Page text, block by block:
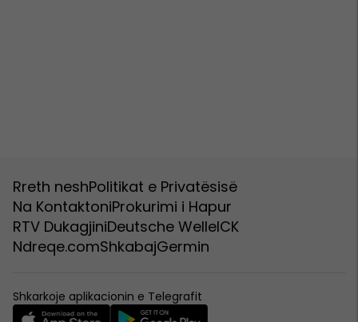
Rreth neshPolitikat e Privatësisë
Na KontaktoniProkurimi i Hapur
RTV DukagjiniDeutsche WelleICK
Ndreqe.comShkabajGermin
Shkarkoje aplikacionin e Telegrafit